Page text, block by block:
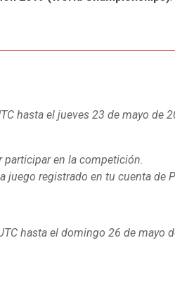
hasta el jueves 23 de mayo de
participar en la competición.
juego registrado en tu cuenta de
hasta el domingo 26 de mayo